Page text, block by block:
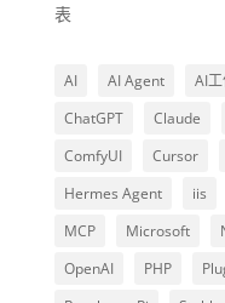
表
AI AI Agent AI
ChatGPT
Claude
ComfyUI
Cursor
Hermes Agent
iis
MCP
Microsoft
OpenAI
PHP